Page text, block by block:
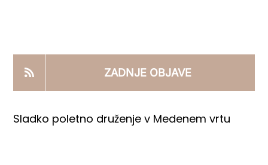
PRODAJNI IZDELKI
AKTUALNO
ZADNJE OBJAVE
Sladko poletno druženje v Medenem vrtu